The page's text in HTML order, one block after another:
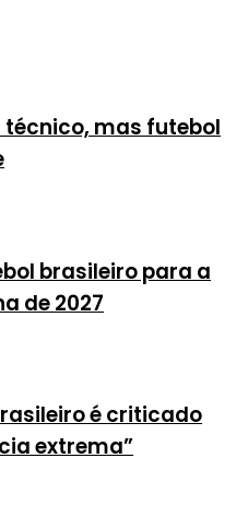
mas futebol
brasileiro para a
de 2027
é criticado
extrema”